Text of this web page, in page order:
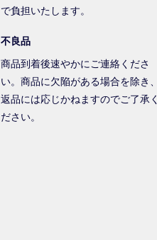
で負担いたします。
不良品
商品到着後速やかにご連絡くださ
い。商品に欠陥がある場合を除き、
返品には応じかねますのでご了承く
ださい。